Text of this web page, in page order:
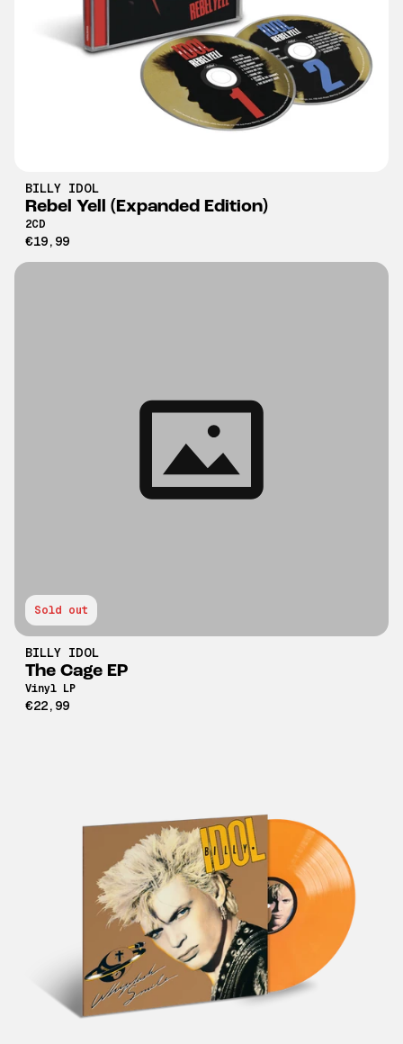
BILLY IDOL
Rebel Yell (Expanded Edition)
2CD
€19,99
Sold out
BILLY IDOL
The Cage EP
Vinyl LP
€22,99